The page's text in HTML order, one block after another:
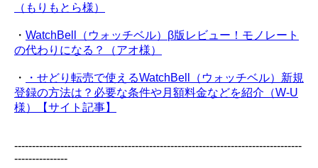
（もりもとら様）
・ WatchBell（ウォッチベル）β版レビュー！モノレート
の代わりになる？（アオ様）
・
・せどり転売で使えるWatchBell（ウォッチベル）新規
登録の方法は？必要な条件や月額料金などを紹介（W-U
様）【サイト記事】
---------------------------------------------------------------------------------
---------------